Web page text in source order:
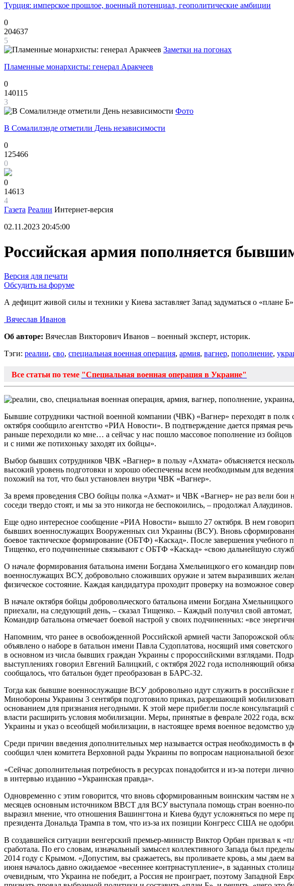
Турция: имперское прошлое, военный потенциал, геополитические амбиции
0
204637
5
Заметки на погонах
Пламенные монархисты: генерал Аракчеев
0
140115
3
Фото
В Сомалилэнде отметили День независимости
0
125466
0
0
14613
4
Газета Реалии Интернет-версия
02.11.2023 20:45:00
Российская армия пополняется
Версия для печати
Обсудить на форуме
А дефицит живой силы и техники у Киева заставляет Запад задуматься о «плане Б»
Вячеслав Иванов
Об авторе: Вячеслав Викторович Иванов – военный эксперт, историк.
Тэги: реалии, сво, специальная военная операция, армия, вагнер, пополнение,
Все статьи по теме "Специальная военная операция в Украине"
Бывшие сотрудники частной военной компании (ЧВК) «Вагнер» переходят в
октября сообщило агентство «РИА Новости». В подтверждение дается прямая
раньше переходили ко мне… а сейчас у нас пошло массовое пополнение из
и с ними же потихоньку заходят их бойцы».
Выбор бывших сотрудников ЧВК «Вагнер» в пользу «Ахмата» объясняется
высокий уровень подготовки и хорошо обеспечены всем необходимым для
похожий на тот, что был установлен внутри ЧВК «Вагнер».
За время проведения СВО бойцы полка «Ахмат» и ЧВК «Вагнер» не раз вели бои
соседи твердо стоят, и мы за это никогда не беспокоились, – продолжал
Еще одно интересное сообщение «РИА Новости» вышло 27 октября. В нем
бывших военнослужащих Вооруженных сил Украины (ВСУ). Вновь
боевое тактическое формирование (ОБТФ) «Каскад». После завершения учебного
Тищенко, его подчиненные связывают с ОБТФ «Каскад» «свою дальнейшую
О начале формирования батальона имени Богдана Хмельницкого его командир
военнослужащих ВСУ, добровольно сложивших оружие и затем выразивших
физическое состояние. Каждая кандидатура проходит проверку на возможное
В начале октября бойцы добровольческого батальона имени Богдана
приехали, на следующий день, – сказал Тищенко. – Каждый получил свой
Командир батальона отмечает боевой настрой у своих подчиненных: «все
Напомним, что ранее в освобожденной Российской армией части Запорожской
объявлено о наборе в батальон имени Павла Судоплатова, носящий имя
в основном из числа бывших граждан Украины с пророссийскими взглядами.
выступлениях говорил Евгений Балицкий, с октября 2022 года исполняющий
сообщалось, что батальон будет преобразован в БАРС-32.
Тогда как бывшие военнослужащие ВСУ добровольно идут служить в российские
Минобороны Украины 3 сентября подготовило приказ, разрешающий
основанием для признания негодными. К этой мере прибегли после
власти расширить условия мобилизации. Меры, принятые в феврале 2022 года,
Украины и указ о всеобщей мобилизации, в настоящее время военное ведомство
Среди причин введения дополнительных мер называется острая необходимость
сообщил член комитета Верховной рады Украины по вопросам национальной
«Сейчас дополнительная потребность в ресурсах понадобится и из-за потери
в интервью изданию «Украинская правда».
Одновременно с этим говорится, что вновь сформированным воинским частям
месяцев основным источником ВВСТ для ВСУ выступала помощь стран
выразил мнение, что отношения Вашингтона и Киева будут усложняться по
президента Дональда Трампа в том, что из-за их позиции Конгресс США не
В создавшейся ситуации венгерский премьер-министр Виктор Орбан призвал к
сработала. По его словам, изначальный замысел коллективного Запада был
2014 году с Крымом. «Допустим, вы сражаетесь, вы проливаете кровь, а мы даем
июня началось давно ожидаемое «весеннее контрнаступление», в заданных
очевидным, что Украина не победит, а Россия не проиграет, поэтому Западной